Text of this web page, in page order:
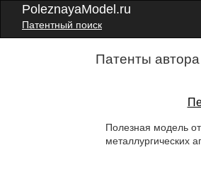
PoleznayaModel.ru
Патентный поиск
Патенты
Полезная модель
металлургических